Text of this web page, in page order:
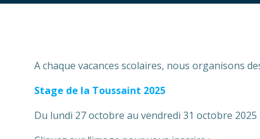
A chaque vacances scolaires, nous organisons
Stage de la Toussaint 2025
Du lundi 27 octobre au vendredi 31 octobre 2025